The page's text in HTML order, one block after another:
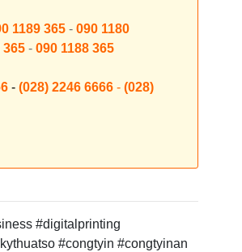
1189 365 - 090 1180
365 - 090 1188 365
- (028) 2246 6666 - (028)
#digitalprinting
#congtyin #congtyinan